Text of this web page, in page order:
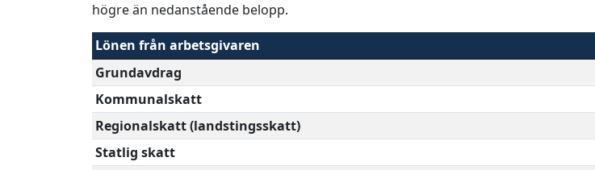
högre än nedanstående belopp.
Lönen från arbetsgivaren
Grundavdrag
Kommunalskatt
Regionalskatt (landstingsskatt)
Statlig skatt